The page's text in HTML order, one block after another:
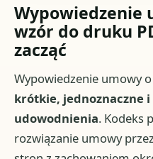
Wypowiedzenie
wzór do druku
zacząć
Wypowiedzenie umowy
krótkie, jednoznaczne
udowodnienia. Kodeks
rozwiązanie umowy